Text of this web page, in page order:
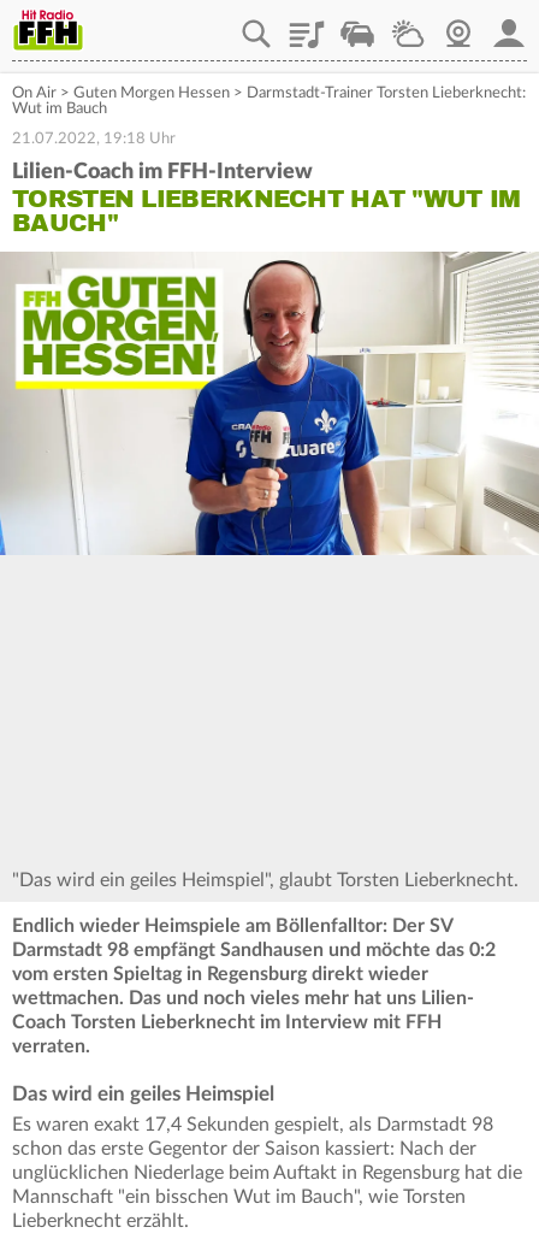
PlaylistStaupilotWetterWebcam
On Air > Guten Morgen Hessen > Darmstadt-Trainer Torsten Lieberknecht:
Wut im Bauch
21.07.2022, 19:18 Uhr
Lilien-Coach im FFH-Interview
TORSTEN LIEBERKNECHT HAT "WUT IM
BAUCH"
"Das wird ein geiles Heimspiel", glaubt Torsten Lieberknecht.
Endlich wieder Heimspiele am Böllenfalltor: Der SV
Darmstadt 98 empfängt Sandhausen und möchte das 0:2
vom ersten Spieltag in Regensburg direkt wieder
wettmachen. Das und noch vieles mehr hat uns Lilien-
Coach Torsten Lieberknecht im Interview mit FFH
verraten.
Das wird ein geiles Heimspiel
Es waren exakt 17,4 Sekunden gespielt, als Darmstadt 98
schon das erste Gegentor der Saison kassiert: Nach der
unglücklichen Niederlage beim Auftakt in Regensburg hat die
Mannschaft "ein bisschen Wut im Bauch", wie Torsten
Lieberknecht erzählt.